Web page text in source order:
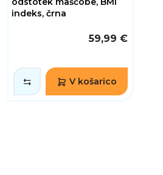
indeks, črna
59,99 €
V košarico